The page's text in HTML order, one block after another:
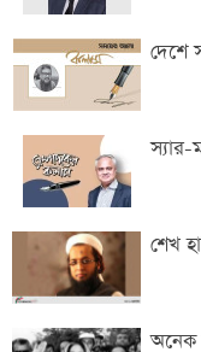
দেশে
স্যার-
শেখ
অনেক